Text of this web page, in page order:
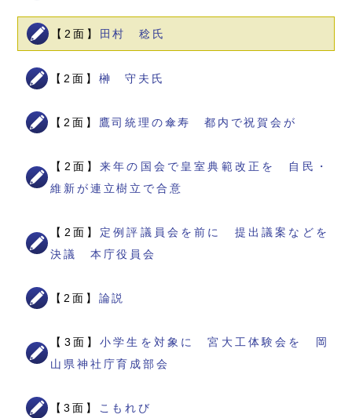
【2面】 田村 稔氏
【2面】 榊 守夫氏
【2面】 鷹司統理の傘寿 都内で祝賀会が
【2面】来年の国会で皇室典範改正を 自民・
維新が連立樹立で合意
【2面】 定例評議員会を前に 提出議案などを
決議 本庁役員会
【2面】 論説
【3面】小学生を対象に 宮大工体験会を 岡
山県神社庁育成部会
【3面】 こもれび